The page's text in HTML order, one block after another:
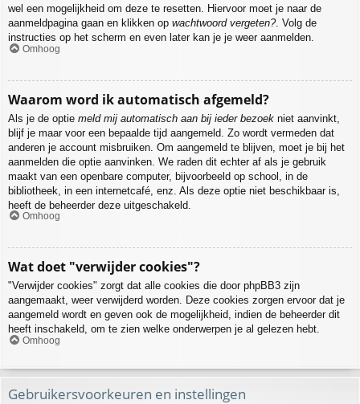
wel een mogelijkheid om deze te resetten. Hiervoor moet je naar de
aanmeldpagina gaan en klikken op wachtwoord vergeten?. Volg de
instructies op het scherm en even later kan je je weer aanmelden.
Omhoog
Waarom word ik automatisch afgemeld?
Als je de optie meld mij automatisch aan bij ieder bezoek niet aanvinkt,
blijf je maar voor een bepaalde tijd aangemeld. Zo wordt vermeden dat
anderen je account misbruiken. Om aangemeld te blijven, moet je bij het
aanmelden die optie aanvinken. We raden dit echter af als je gebruik
maakt van een openbare computer, bijvoorbeeld op school, in de
bibliotheek, in een internetcafé, enz. Als deze optie niet beschikbaar is,
heeft de beheerder deze uitgeschakeld.
Omhoog
Wat doet "verwijder cookies"?
"Verwijder cookies" zorgt dat alle cookies die door phpBB3 zijn
aangemaakt, weer verwijderd worden. Deze cookies zorgen ervoor dat je
aangemeld wordt en geven ook de mogelijkheid, indien de beheerder dit
heeft inschakeld, om te zien welke onderwerpen je al gelezen hebt.
Omhoog
Gebruikersvoorkeuren en instellingen